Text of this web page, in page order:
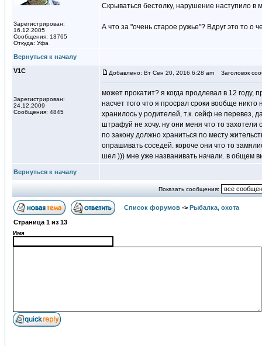
Зарегистрирован:
16.12.2005
Сообщения: 13765
Откуда: Уфа
Скрываться бестолку, нарушение наступило в
А что за "очень старое ружье"? Вдруг это то о
Вернуться к началу
V1С
Зарегистрирован:
24.12.2009
Сообщения: 4845
Добавлено: Вт Сен 20, 2016 6:28 am Заголовок
может прокатит? я когда продлевал в 12
насчет того что я просрал сроки вообще
хранилось у родителей, т.к. сейф не перевез,
штрафуй не хочу. ну они меня что то захотели
по закону должно храниться по месту
опрашивать соседей. короче они что то
шел ))) мне уже названивать начали. в общем
Вернуться к началу
Показать сообщения:
Список форумов -> Рыбалка, охота
Страница 1 из 13
Имя